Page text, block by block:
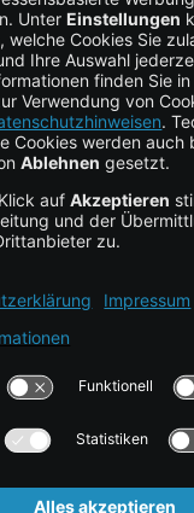
Backup Service
Business Hosting
Cloud Storage
Cloud Anbieter
Leitfaden & Übersicht
News